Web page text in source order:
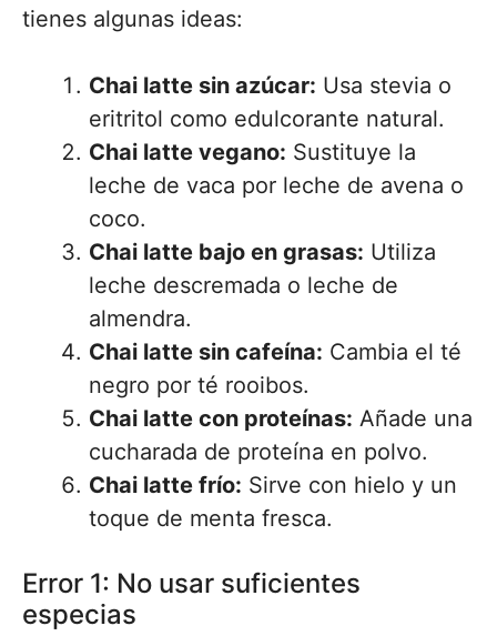
tienes algunas ideas:
Chai latte sin azúcar: Usa stevia o
eritritol como edulcorante natural.
Chai latte vegano: Sustituye la
leche de vaca por leche de avena o
coco.
Chai latte bajo en grasas: Utiliza
leche descremada o leche de
almendra.
Chai latte sin cafeína: Cambia el té
negro por té rooibos.
Chai latte con proteínas: Añade una
cucharada de proteína en polvo.
Chai latte frío: Sirve con hielo y un
toque de menta fresca.
Error 1: No usar suficientes
especias